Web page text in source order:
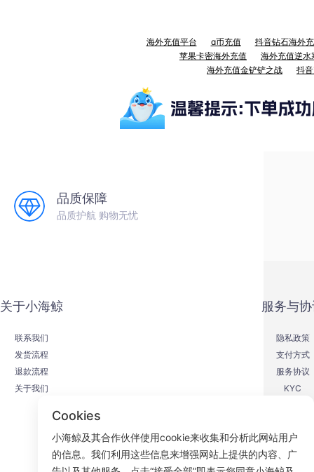
海外充值平台 q币充值
抖音钻石海外
苹果卡密海外充值
海外充值逆水
海外充值金铲铲之战
抖
品质保障
品质护航 购物无忧
关于小海鲸
联系我们
发货流程
退款流程
关于我们
服务与
隐私政策
支付方式
服务协议
KYC
Cookies
小海鲸及其合作伙伴使用cookie来收集和分析此网站用户
的信息。我们利用这些信息来增强网站上提供的内容、广